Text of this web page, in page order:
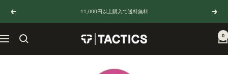
テ
ン
ツ
へ
戻
る
11,000円以上購入で送料無料
次
へ
ナ
TACTICS
JAPAN
0